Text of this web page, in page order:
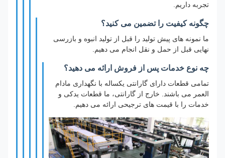
تجربه داریم.
چگونه کیفیت را تضمین می کنید؟
ما نمونه های پیش تولید را قبل از تولید انبوه و بازرسی
نهایی قبل از حمل و نقل انجام می دهیم.
چه نوع خدمات پس از فروش ارائه می دهید؟
تمامی قطعات دارای گارانتی یکساله با نگهداری مادام
العمر می باشند. خارج از گارانتی، ما قطعات یدکی و
خدمات را با قیمت های ترجیحی ارائه می دهیم.